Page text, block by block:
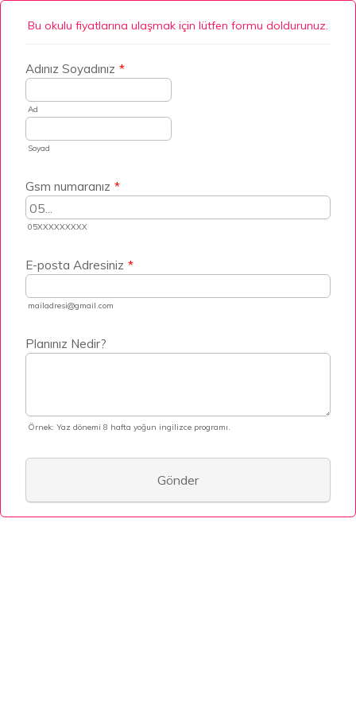
Bu okulu fiyatlarına ulaşmak için lütfen formu doldurunuz.
Adınız Soyadınız *
Ad
Soyad
Gsm numaranız *
05XXXXXXXXX
E-posta Adresiniz *
mailadresi@gmail.com
Planınız Nedir?
Örnek: Yaz dönemi 8 hafta yoğun ingilizce programı.
Gönder